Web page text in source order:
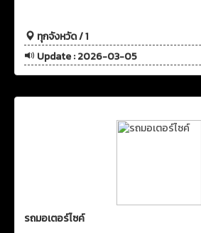
ทุกจังหวัด / 1
Update : 2026-03-05
รถมอเตอร์ไซค์